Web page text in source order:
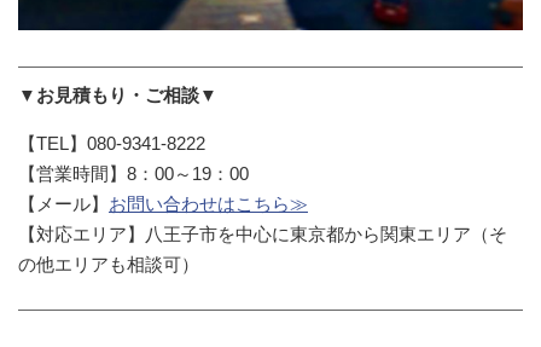
▼お見積もり・ご相談▼
【TEL】080-9341-8222
【営業時間】8：00～19：00
【メール】 お問い合わせはこちら≫
【対応エリア】八王子市を中心に東京都から関東エリア（そ
の他エリアも相談可）